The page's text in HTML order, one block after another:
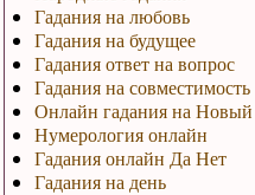
Гадания на любовь
Гадания на будущее
Гадания ответ на вопрос
Гадания на совместимость
Онлайн гадания на
Нумерология онлайн
Гадания онлайн Да Нет
Гадания на день